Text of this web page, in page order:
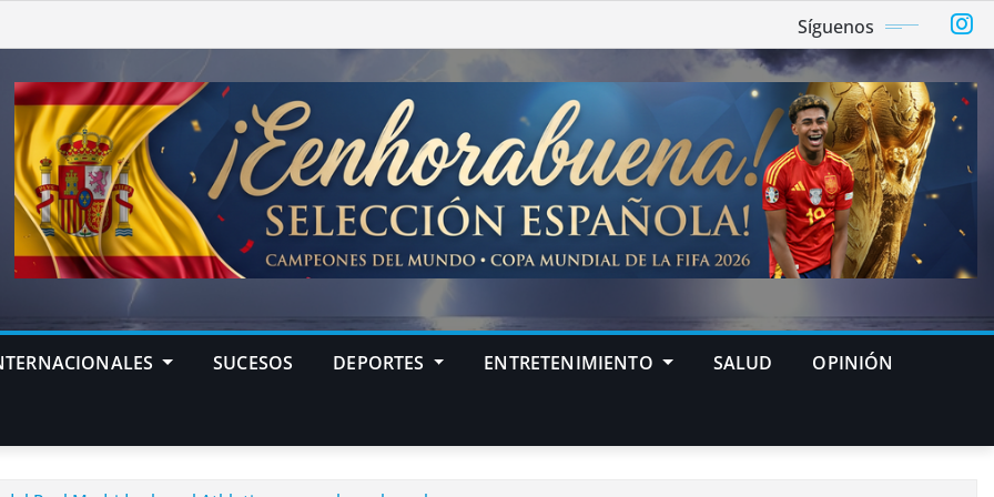
Síguenos
SUCESOS DEPORTES ENTRETENIMIENTO SALUD OPINIÓN